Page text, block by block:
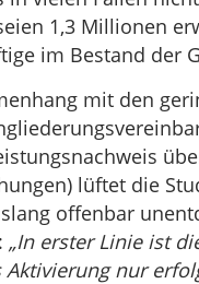
1,3 Millionen
im Bestand der
mit den
lüftet die
offenbar
„In erster Linie ist
Aktivierung nur